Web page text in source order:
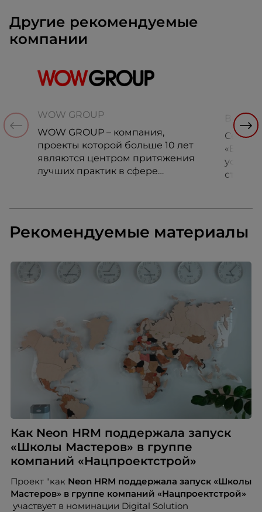
Другие рекомендуемые
компании
WOW GROUP
WOW GROUP – компания,
проекты которой больше 10 лет
являются центром притяжения
лучших практик в сфере
Вилгуд
Сеть
Рекомендуемые материалы
Как Neon HRM поддержала запуск
«Школы Мастеров» в группе
компаний «Нацпроектстрой»
Проект "как Neon HRM поддержала запуск «Школы
Мастеров» в группе компаний «Нацпроектстрой»
участвует в номинации Digital Solution